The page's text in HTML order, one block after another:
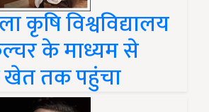
कृषि विश्वविद्यालय
के माध्यम से
खेत तक पहुंचा